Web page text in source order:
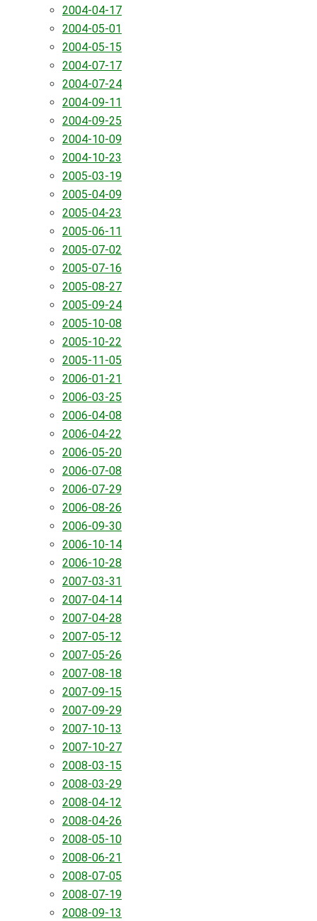
2004-04-17
2004-05-01
2004-05-15
2004-07-17
2004-07-24
2004-09-11
2004-09-25
2004-10-09
2004-10-23
2005-03-19
2005-04-09
2005-04-23
2005-06-11
2005-07-02
2005-07-16
2005-08-27
2005-09-24
2005-10-08
2005-10-22
2005-11-05
2006-01-21
2006-03-25
2006-04-08
2006-04-22
2006-05-20
2006-07-08
2006-07-29
2006-08-26
2006-09-30
2006-10-14
2006-10-28
2007-03-31
2007-04-14
2007-04-28
2007-05-12
2007-05-26
2007-08-18
2007-09-15
2007-09-29
2007-10-13
2007-10-27
2008-03-15
2008-03-29
2008-04-12
2008-04-26
2008-05-10
2008-06-21
2008-07-05
2008-07-19
2008-09-13